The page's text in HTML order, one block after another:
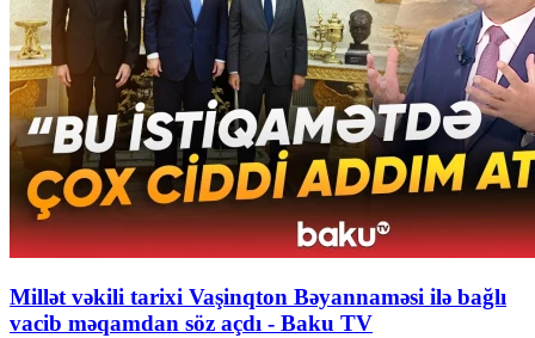
Millət vəkili tarixi Vaşinqton Bəyannaməsi ilə bağlı
vacib məqamdan söz açdı - Baku TV